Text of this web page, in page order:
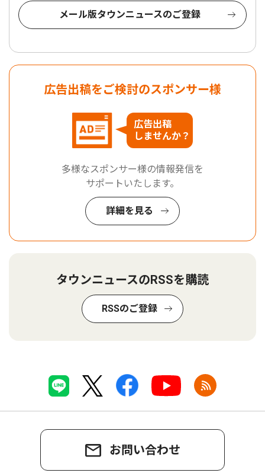
メール版タウンニュースのご登録
広告出稿をご検討のスポンサー様
広告出稿
しませんか？
多様なスポンサー様の情報発信を
サポートいたします。
詳細を見る
タウンニュースのRSSを購読
RSSのご登録
お問い合わせ